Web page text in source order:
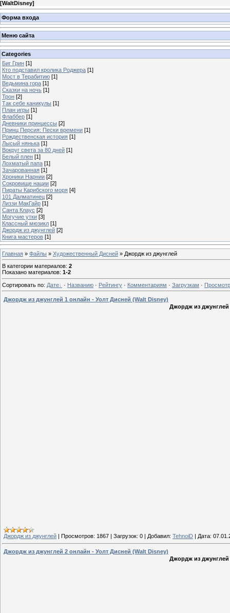
[WaltDisney]
Форма входа
Меню сайта
Categories
Биг Грин [1]
Кто подставил кролика Роджера [1]
Мост в Терабитию [1]
Ведьмина гора [1]
Сказки на ночь [1]
Трон [2]
Так себе каникулы [1]
План игры [1]
Флаббер [1]
Дневники принцессы [2]
Принц Персия: Пески времени [1]
Рождественская история [1]
Лысый нянька [1]
Вокруг света за 80 дней [1]
Белый плен [1]
Лохматый папа [1]
Зачарованная [1]
Хроники Нарнии [2]
Сокровище нации [2]
Пираты Карибского моря [4]
101 Далматинец [2]
Лиззи МакГайр [1]
Санта Клаус [2]
Могучие утки [3]
Классный мюзикл [1]
Джордж из джунглей [2]
Книга мастеров [1]
Главная » Файлы » Художественный Дисней » Джордж из джунглей
В категории материалов: 2
Показано материалов: 1-2
Сортировать по: Дате · Названию · Рейтингу · Комментариям · Загрузкам ·
Джордж из джунглей 1 онлайн - Уолт Дисней (Walt Disney)
Джордж из джунглей
Джордж из джунглей | Просмотров: 1867 | Загрузок: 0 | Добавил: TehnoiD | Дата:
Джордж из джунглей 2 онлайн - Уолт Дисней (Walt Disney)
Джордж из джунглей